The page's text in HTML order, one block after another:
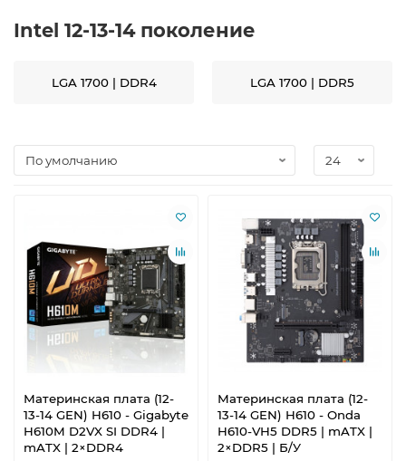
Intel 12-13-14 поколение
LGA 1700 | DDR4 LGA 1700 | DDR5
Материнская плата (12-
13-14 GEN) H610 - Gigabyte
H610M D2VX SI DDR4 |
mATX | 2×DDR4
Материнская плата (12-
13-14 GEN) H610 - Onda
H610-VH5 DDR5 | mATX |
2×DDR5 | Б/У